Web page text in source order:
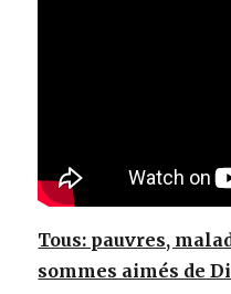
Tous: pauvres,
sommes aimés de